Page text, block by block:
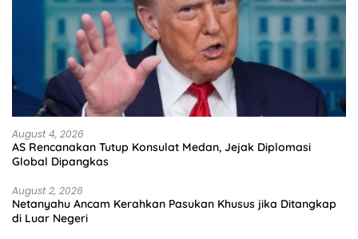
August 4, 2026
AS Rencanakan Tutup Konsulat Medan, Jejak Diplomasi
Global Dipangkas
August 2, 2026
Netanyahu Ancam Kerahkan Pasukan Khusus jika Ditangkap
di Luar Negeri